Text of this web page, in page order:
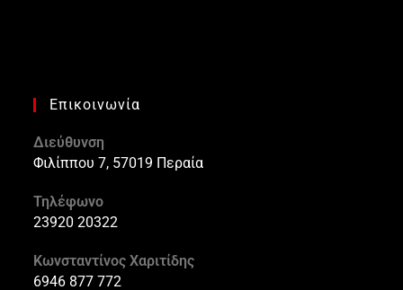
Επικοινωνία
Διεύθυνση
Φιλίππου 7, 57019 Περαία
Τηλέφωνο
23920 20322
Κωνσταντίνος Χαριτίδης
6946 877 772